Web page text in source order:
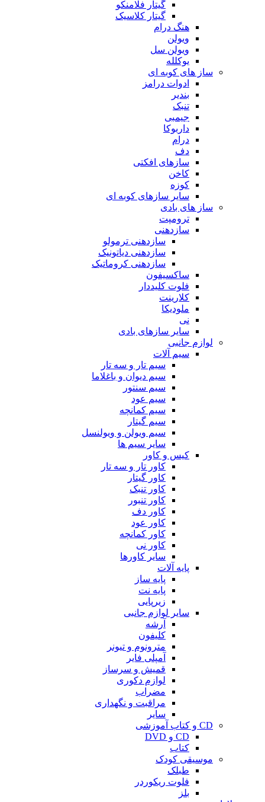
گیتار فلامنکو
گیتار کلاسیک
هنگ درام
ویولن
ویولن سل
یوکلله
ساز های کوبه ای
ادوات درامز
بندیر
تنبک
جیمبی
داربوکا
درام
دف
سازهای افکتی
کاخن
کوزه
سایر سازهای کوبه ای
ساز های بادی
ترومپت
سازدهنی
سازدهنی ترمولو
سازدهنی دیاتونیک
سازدهنی کروماتیک
ساکسیفون
فلوت کلیددار
کلارینت
ملودیکا
نی
سایر سازهای بادی
لوازم جانبی
سیم آلات
سیم تار و سه تار
سیم دیوان و باغلاما
سیم سنتور
سیم عود
سیم کمانچه
سیم گیتار
سیم ویولن و ویولنسل
سایر سیم ها
کیس و کاور
کاور تار و سه تار
کاور گیتار
کاور تنبک
کاور تنبور
کاور دف
کاور عود
کاور کمانچه
کاور نی
سایر کاورها
پایه آلات
پایه ساز
پایه نت
زیرپایی
سایر لوازم جانبی
آرشه
کلیفون
مترونوم و تیونر
آمپلی فایر
قمیش و سرساز
لوازم دکوری
مضراب
مراقبت و نگهداری
سایر
CD و کتاب آموزشی
CD و DVD
کتاب
موسیقی کودک
طبلک
فلوت ریکوردر
بلز